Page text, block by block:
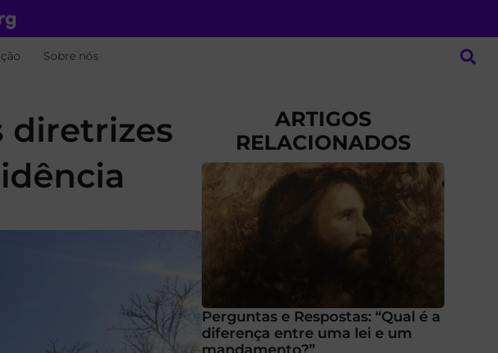
Sobre nós
diretrizes
ARTIGOS
RELACIONADOS
Perguntas e Respostas: “Qual é a
diferença entre uma lei e um
mandamento?”